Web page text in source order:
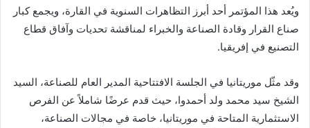
ويُعد هذا المؤتمر أحد أبرز التظاهرات السنوية في القارة، ويجمع كبار
صناع القرار وقادة الصناعة والخبراء لمناقشة تحديات وآفاق قطاع
التصنيع في إفريقيا.
وقد مثّل موريتانيا في الجلسة الافتتاحية المدير العام للصناعة، السيد
الشيخ سيد محمد ولد أحمدوا، حيث قدم عرضًا شاملاً عن الفرص
الاستثمارية المتاحة في موريتانيا، خاصة في مجالات الصناعة،